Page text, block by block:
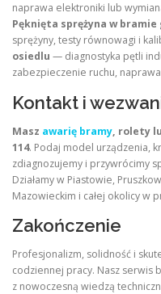
naprawa elektroniki lub
Pęknięta sprężyna w bramie
sprężyny, testy równowagi i
osiedlu — diagnostyka pętli
zabezpieczenie ruchu,
Kontakt i
Masz awarię bramy, rolety
114. Podaj model urządzenia,
zdiagnozujemy i przywrócimy
Działamy w Piastowie,
Mazowieckim i całej okolicy w
Zakończenie
Profesjonalizm, solidność i
codziennej pracy. Nasz serwis
z nowoczesną wiedzą